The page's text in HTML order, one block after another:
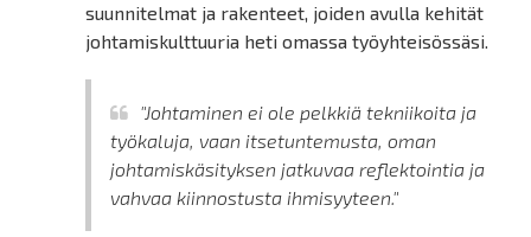
suunnitelmat ja rakenteet, joiden avulla kehität
johtamiskulttuuria heti omassa työyhteisössäsi.
"Johtaminen ei ole pelkkiä tekniikoita ja
työkaluja, vaan itsetuntemusta, oman
johtamiskäsityksen jatkuvaa reflektointia ja
vahvaa kiinnostusta ihmisyyteen."